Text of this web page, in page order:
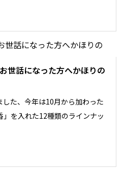
世話になった方へかほりの
した、今年は10月から加わった
を入れた12種類のラインナッ